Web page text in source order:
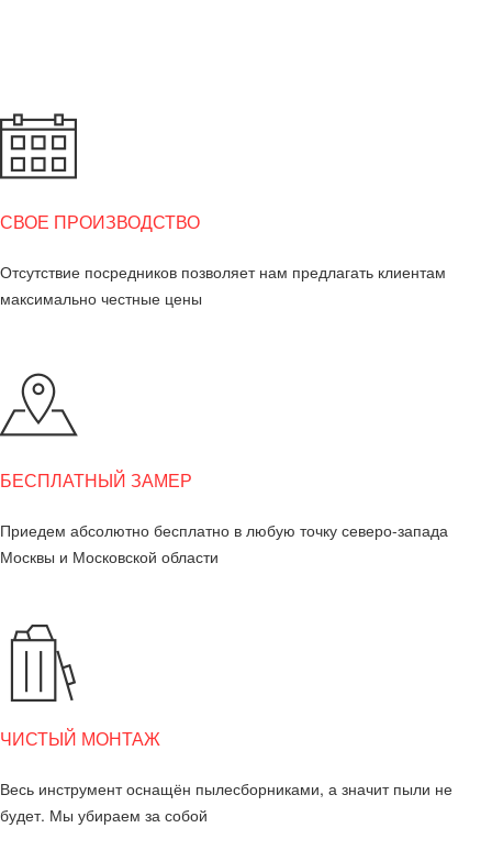
СВОЕ ПРОИЗВОДСТВО
Отсутствие посредников позволяет нам предлагать клиентам
максимально честные цены
БЕСПЛАТНЫЙ ЗАМЕР
Приедем абсолютно бесплатно в любую точку северо-запада
Москвы и Московской области
ЧИСТЫЙ МОНТАЖ
Весь инструмент оснащён пылесборниками, а значит пыли не
будет. Мы убираем за собой